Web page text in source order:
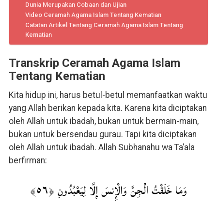
Dunia Merupakan Cobaan dan Ujian
Video Ceramah Agama Islam Tentang Kematian
Catatan Artikel Tentang Ceramah Agama Islam Tentang
Kematian
Transkrip Ceramah Agama Islam
Tentang Kematian
Kita hidup ini, harus betul-betul memanfaatkan waktu
yang Allah berikan kepada kita. Karena kita diciptakan
oleh Allah untuk ibadah, bukan untuk bermain-main,
bukan untuk bersendau gurau. Tapi kita diciptakan
oleh Allah untuk ibadah. Allah Subhanahu wa Ta’ala
berfirman:
وَمَا خَلَقْتُ الْجِنَّ وَالْإِنسَ إِلَّا لِيَعْبُدُونِ ﴿٥٦﴾